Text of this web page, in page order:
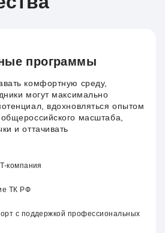
программы
комфортную среду,
могут максимально
вдохновляться опытом
масштаба,
и оттачивать
компания
ТК РФ
с поддержкой профессиональных